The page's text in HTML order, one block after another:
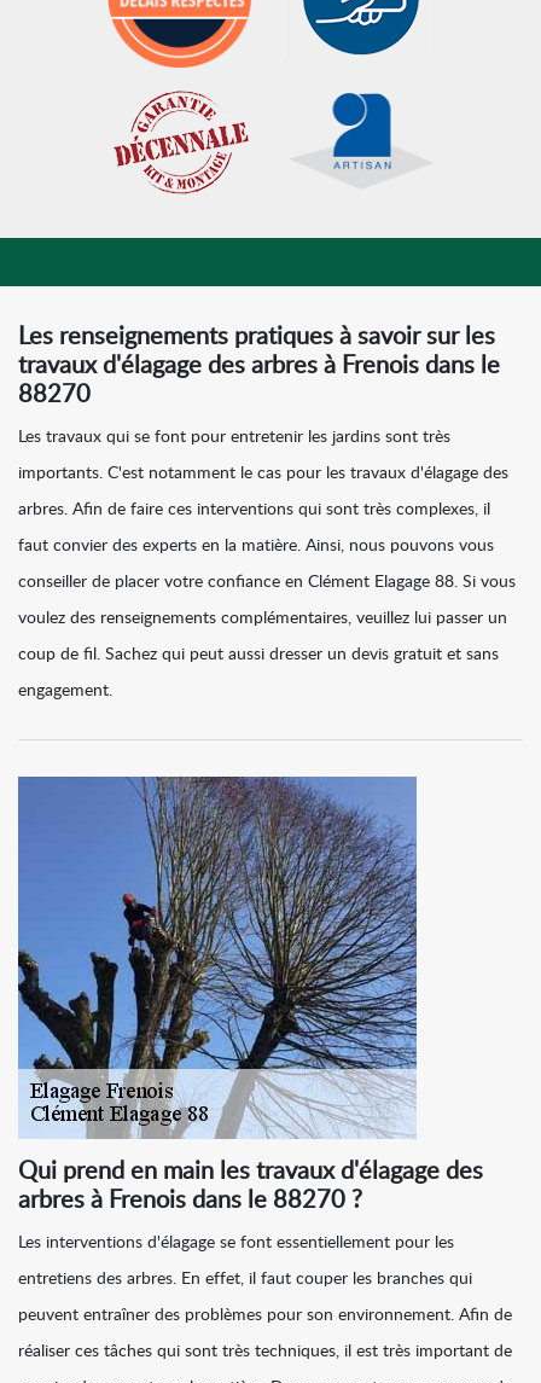
Les renseignements pratiques à savoir sur les
travaux d'élagage des arbres à Frenois dans le
88270
Les travaux qui se font pour entretenir les jardins sont très
importants. C'est notamment le cas pour les travaux d'élagage des
arbres. Afin de faire ces interventions qui sont très complexes, il
faut convier des experts en la matière. Ainsi, nous pouvons vous
conseiller de placer votre confiance en Clément Elagage 88. Si vous
voulez des renseignements complémentaires, veuillez lui passer un
coup de fil. Sachez qui peut aussi dresser un devis gratuit et sans
engagement.
Qui prend en main les travaux d'élagage des
arbres à Frenois dans le 88270 ?
Les interventions d'élagage se font essentiellement pour les
entretiens des arbres. En effet, il faut couper les branches qui
peuvent entraîner des problèmes pour son environnement. Afin de
réaliser ces tâches qui sont très techniques, il est très important de